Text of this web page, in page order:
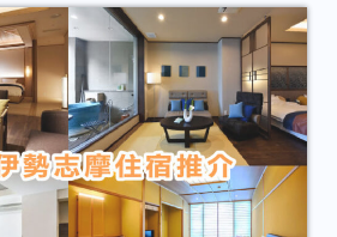
住宿推介】推薦12間飯店
羽站｜賢島站